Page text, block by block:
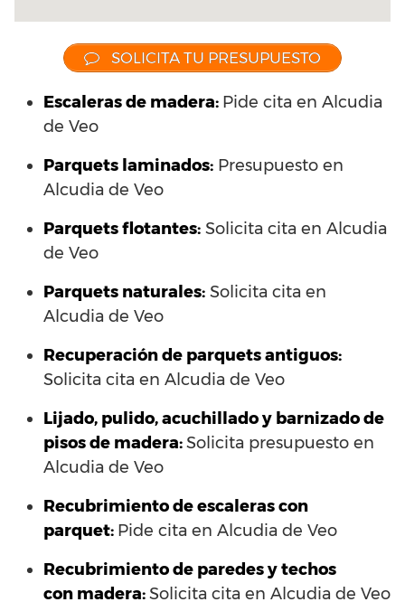
SOLICITA TU PRESUPUESTO
Escaleras de madera: Pide cita en Alcudia
de Veo
Parquets laminados: Presupuesto en
Alcudia de Veo
Parquets flotantes: Solicita cita en Alcudia
de Veo
Parquets naturales: Solicita cita en
Alcudia de Veo
Recuperación de parquets antiguos:
Solicita cita en Alcudia de Veo
Lijado, pulido, acuchillado y barnizado de
pisos de madera:Solicita presupuesto en
Alcudia de Veo
Recubrimiento de escaleras con
parquet: Pide cita en Alcudia de Veo
Recubrimiento de paredes y techos
con madera:Solicita cita en Alcudia de Veo